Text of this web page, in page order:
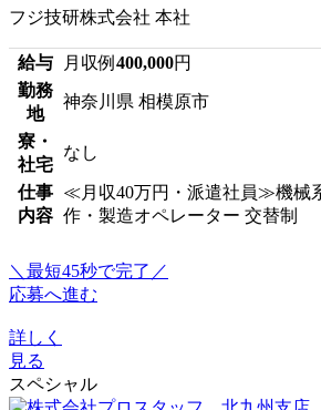
フジ技研株式会社 本社
給与 月収例 400,000円
勤務
地
神奈川県 相模原市
寮・
社宅
なし
仕事
内容
≪月収40万円・派遣社員≫機械
作・製造オペレーター 交替制
＼最短45秒で完了／
応募へ進む
詳しく
見る
スペシャル